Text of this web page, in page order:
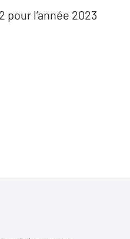
pour l’année 2023